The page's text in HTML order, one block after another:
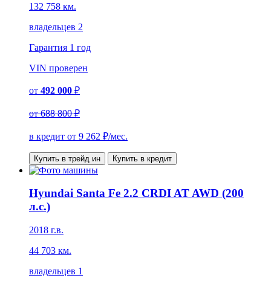
132 758 км.
владельцев 2
Гарантия 1 год
VIN проверен
от 492 000 ₽
от688 800 ₽
в кредит от 9 262 ₽/мес.
Купить в трейд ин Купить в кредит
Hyundai Santa Fe 2.2 CRDI AT AWD (200
л.с.)
2018 г.в.
44 703 км.
владельцев 1